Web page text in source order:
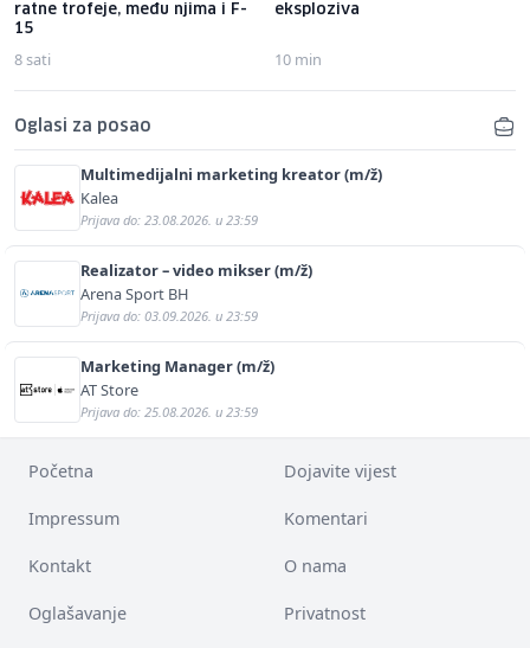
ratne trofeje, među njima i F-
15
8 sati
eksploziva
10 min
Oglasi za posao
Multimedijalni marketing kreator (m/ž)
Kalea
Prijava do: 23.08.2026. u 23:59
Realizator – video mikser (m/ž)
Arena Sport BH
Prijava do: 03.09.2026. u 23:59
Marketing Manager (m/ž)
AT Store
Prijava do: 25.08.2026. u 23:59
Početna Dojavite vijest
Impressum Komentari
Kontakt O nama
Oglašavanje Privatnost